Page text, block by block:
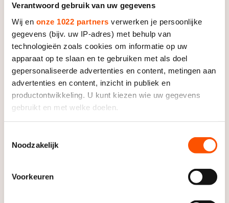
Verantwoord gebruik van uw gegevens
Wij en onze 1022 partners verwerken je persoonlijke
gegevens (bijv. uw IP-adres) met behulp van
technologieën zoals cookies om informatie op uw
apparaat op te slaan en te gebruiken met als doel
gepersonaliseerde advertenties en content, metingen aan
advertenties en content, inzicht in publiek en
productontwikkeling. U kunt kiezen wie uw gegevens
gebruikt en met welke doelen.
Informatie verzamelen over uw geografische locatie,
Uw apparaat identificeren door het actief te scannen
op specifieke eigenschappen (fingerprinting)
Noodzakelijk
Voorkeuren
tickets!
Tickets TeamNL Huis